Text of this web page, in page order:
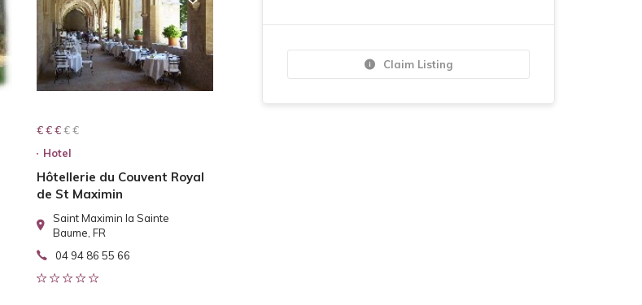
€ € € € €
€ € €
Hotel
Hôtellerie du Couvent Royal
de St Maximin
Saint Maximin la Sainte
Baume, FR
04 94 86 55 66
Claim Listing